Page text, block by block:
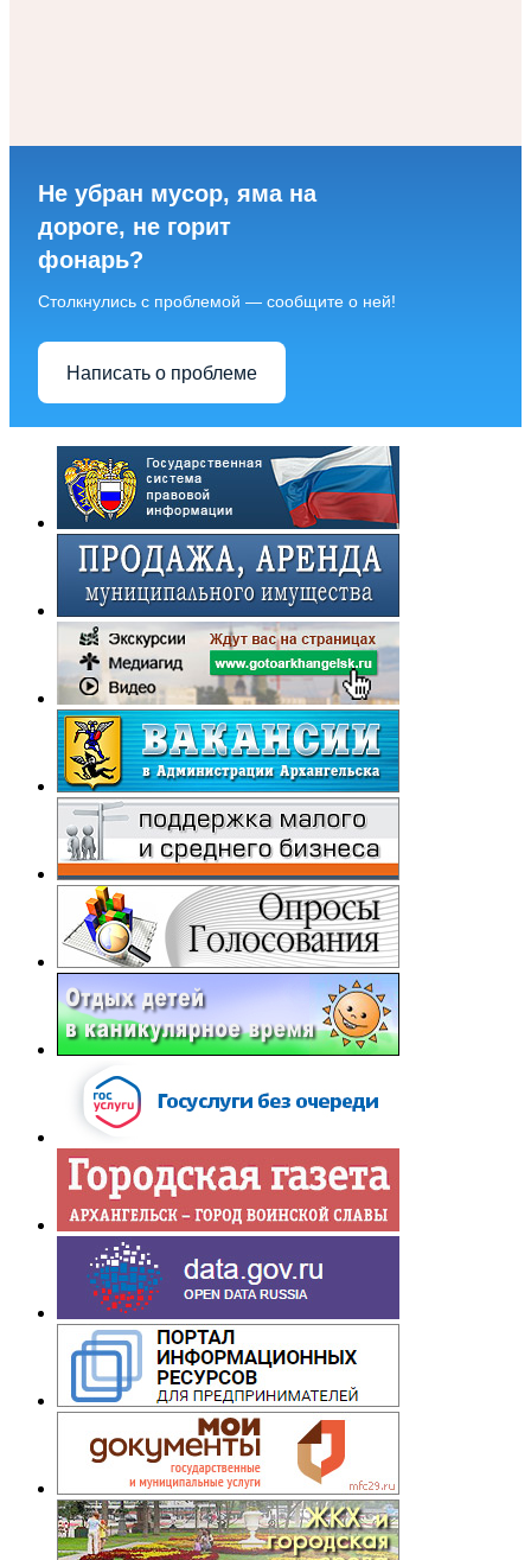
Не убран мусор, яма на
дороге, не горит
фонарь?
Столкнулись с проблемой — сообщите о ней!
Написать о проблеме